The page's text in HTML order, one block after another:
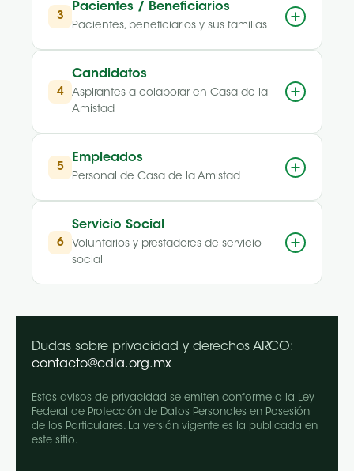
3
Pacientes / Beneficiarios
Pacientes, beneficiarios y sus familias
4
Candidatos
Aspirantes a colaborar en Casa de la
Amistad
5
Empleados
Personal de Casa de la Amistad
6
Servicio Social
Voluntarios y prestadores de servicio
social
Dudas sobre privacidad y derechos ARCO:
contacto@cdla.org.mx
Estos avisos de privacidad se emiten conforme a la Ley
Federal de Protección de Datos Personales en Posesión
de los Particulares. La versión vigente es la publicada en
este sitio.